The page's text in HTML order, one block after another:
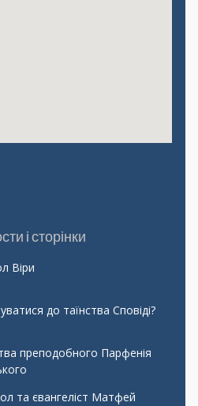
і сторінки
Віри
до таїнства Сповіді?
преподобного Парфенія
та євангеліст Матфей